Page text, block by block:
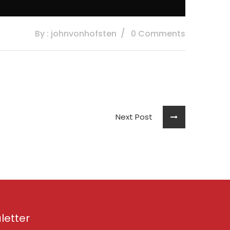
By : johnvonhofsten 0 Comments
Next Post